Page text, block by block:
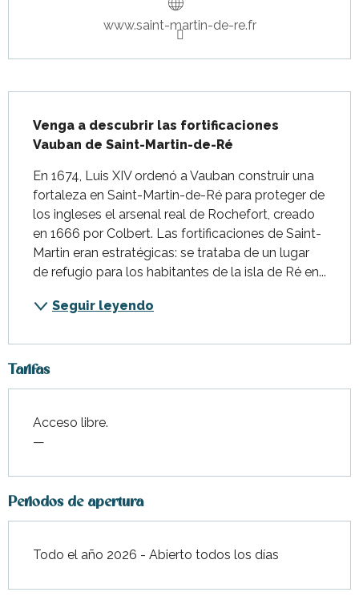
www.saint-martin-de-re.fr
Venga a descubrir las fortificaciones
Vauban de Saint-Martin-de-Ré
En 1674, Luis XIV ordenó a Vauban construir una
fortaleza en Saint-Martin-de-Ré para proteger de
los ingleses el arsenal real de Rochefort, creado
en 1666 por Colbert. Las fortificaciones de Saint-
Martin eran estratégicas: se trataba de un lugar
de refugio para los habitantes de la isla de Ré en...
Seguir leyendo
Tarifas
Acceso libre.
—
Periodos de apertura
Todo el año 2026 - Abierto todos los días